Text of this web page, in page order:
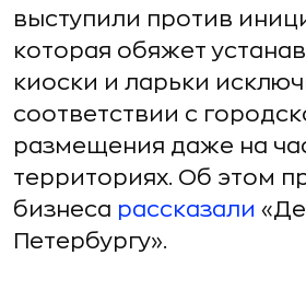
выступили против
которая обяжет
киоски и ларьки
соответствии с
размещения даже на
территориях. Об этом
бизнеса рассказали
Петербургу».